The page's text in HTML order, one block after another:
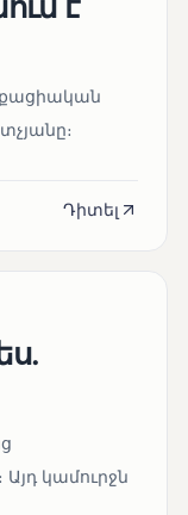
Դիտել
կամուրջն